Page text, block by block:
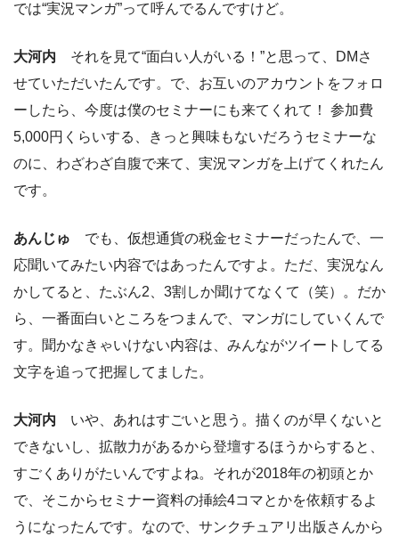
では“実況マンガ”って呼んでるんですけど。
大河内 それを見て“面白い人がいる！”と思って、DMさ
せていただいたんです。で、お互いのアカウントをフォロ
ーしたら、今度は僕のセミナーにも来てくれて！ 参加費
5,000円くらいする、きっと興味もないだろうセミナーな
のに、わざわざ自腹で来て、実況マンガを上げてくれたん
です。
あんじゅ でも、仮想通貨の税金セミナーだったんで、一
応聞いてみたい内容ではあったんですよ。ただ、実況なん
かしてると、たぶん2、3割しか聞けてなくて（笑）。だか
ら、一番面白いところをつまんで、マンガにしていくんで
す。聞かなきゃいけない内容は、みんながツイートしてる
文字を追って把握してました。
大河内 いや、あれはすごいと思う。描くのが早くないと
できないし、拡散力があるから登壇するほうからすると、
すごくありがたいんですよね。それが2018年の初頭とか
で、そこからセミナー資料の挿絵4コマとかを依頼するよ
うになったんです。なので、サンクチュアリ出版さんから